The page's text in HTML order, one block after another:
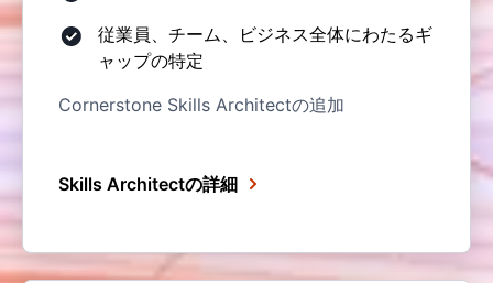
従業員、チーム、ビジネス全体にわたるギ
ャップの特定
Cornerstone Skills Architectの追加
Skills Architectの詳細